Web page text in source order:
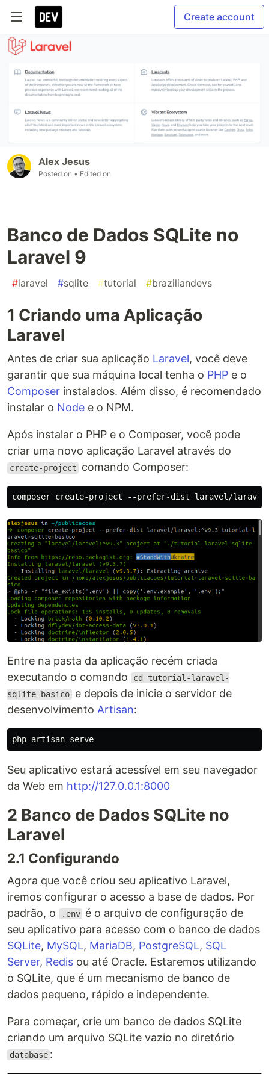
Create account
Alex Jesus
Posted on • Edited on
Banco de Dados SQLite no
Laravel 9
#laravel #sqlite #tutorial #braziliandevs
1 Criando uma Aplicação
Laravel
Antes de criar sua aplicação Laravel, você deve
garantir que sua máquina local tenha o PHP e o
Composer instalados. Além disso, é recomendado
instalar o Node e o NPM.
Após instalar o PHP e o Composer, você pode
criar uma novo aplicação Laravel através do
create-project comando Composer:
Entre na pasta da aplicação recém criada
executando o comando
cd tutorial-laravel-
sqlite-basico e depois de inicie o servidor de
desenvolvimento Artisan:
Seu aplicativo estará acessível em seu navegador
da Web em http://127.0.0.1:8000
2 Banco de Dados SQLite no
Laravel
2.1 Configurando
Agora que você criou seu aplicativo Laravel,
iremos configurar o acesso a base de dados. Por
padrão, o
.env é o arquivo de configuração de
seu aplicativo para acesso com o banco de dados
SQLite, MySQL, MariaDB, PostgreSQL, SQL
Server, Redis ou até Oracle. Estaremos utilizando
o SQLite, que é um mecanismo de banco de
dados pequeno, rápido e independente.
Para começar, crie um banco de dados SQLite
criando um arquivo SQLite vazio no diretório
database :